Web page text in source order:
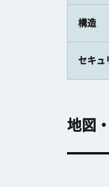
構造
セキュ
地図